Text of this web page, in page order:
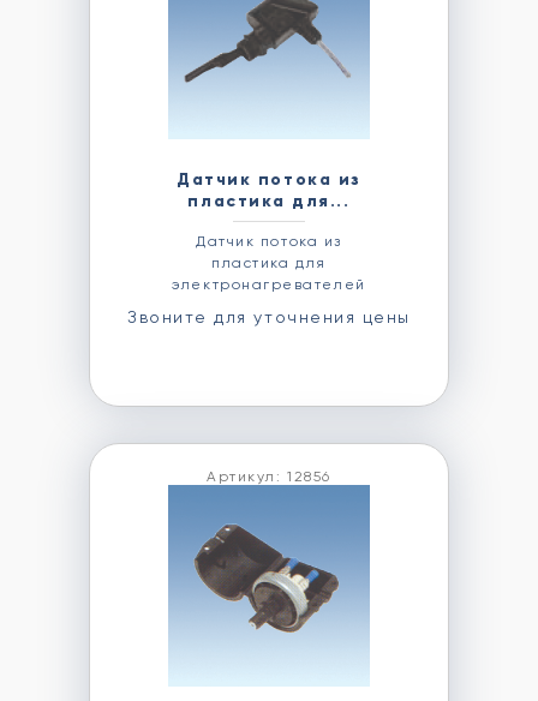
Датчик потока из
пластика для...
Датчик потока из
пластика для
электронагревателей
Звоните для уточнения цены
Артикул: 12856